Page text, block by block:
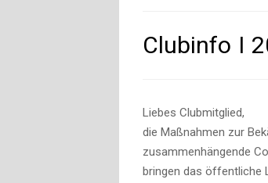
Clubinfo I
Liebes Clubmitglied,
die Maßnahmen zur
zusammenhängende
bringen das öffentliche